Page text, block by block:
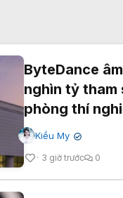
ByteDance
nghìn tỷ tham
phòng thí
Kiều My ✔
3 giờ trước 0